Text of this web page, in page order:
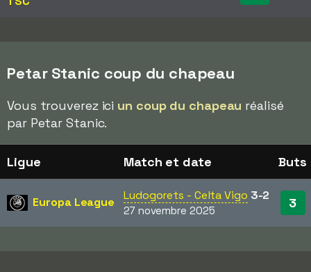
Petar Stanic coup du chapeau
Vous trouverez ici un coup du chapeau réalisé
par Petar Stanic.
Ligue Match et date Buts
Europa League Ludogorets - Celta Vigo 3-2
27 novembre 2025 3